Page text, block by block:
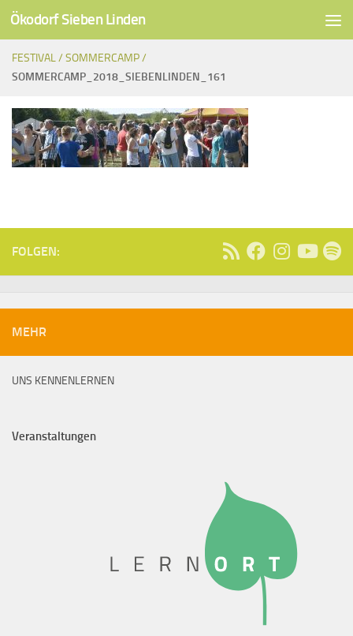
Unter dem Inhalt
Ökodorf Sieben Linden
FESTIVAL /SOMMERCAMP /
SOMMERCAMP_2018_SIEBENLINDEN_161
FOLGEN:
MEHR
UNS KENNENLERNEN
Veranstaltungen